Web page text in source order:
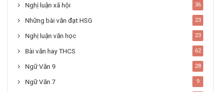
Nghị luận xã hội 36
Những bài văn đạt HSG 23
Nghị luận văn học 23
Bài văn hay THCS 62
Ngữ Văn 9 28
Ngữ Văn 7 9